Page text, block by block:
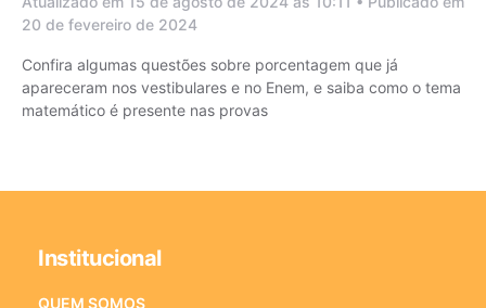
20 de fevereiro de 2024
Confira algumas questões sobre porcentagem que já
apareceram nos vestibulares e no Enem, e saiba como o tema
matemático é presente nas provas
Institucional
QUEM SOMOS